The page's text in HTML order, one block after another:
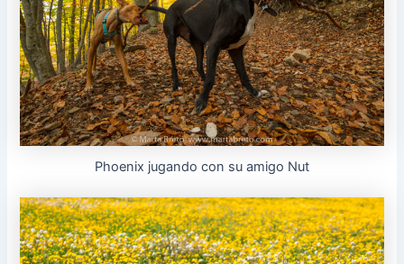
Phoenix jugando con su amigo Nut